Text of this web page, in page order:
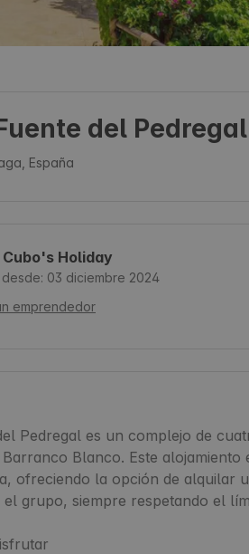
del
España
Holiday
desde: 03 diciembre 2024
emprendedor
Pedregal es un complejo de
Blanco. Este
ofreciendo la opción de alquilar
el grupo, siempre respetando el